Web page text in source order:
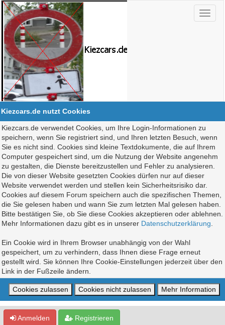
Kiezcars.de nutzt Cookies
Kiezcars.de verwendet Cookies, um Ihre Login-Informationen zu
speichern, wenn Sie registriert sind, und Ihren letzten Besuch, wenn
Sie es nicht sind. Cookies sind kleine Textdokumente, die auf Ihrem
Computer gespeichert sind, um die Nutzung der Website angenehm
zu gestalten, die Dienste bereitzustellen und Fehler zu analysieren.
Die von dieser Website gesetzten Cookies dürfen nur auf dieser
Website verwendet werden und stellen kein Sicherheitsrisiko dar.
Cookies auf diesem Forum speichern auch die spezifischen Themen,
die Sie gelesen haben und wann Sie zum letzten Mal gelesen haben.
Bitte bestätigen Sie, ob Sie diese Cookies akzeptieren oder ablehnen.
Mehr Informationen dazu gibt es in unserer Datenschutzerklärung
Ein Cookie wird in Ihrem Browser unabhängig von der Wahl
gespeichert, um zu verhindern, dass Ihnen diese Frage erneut
gestellt wird. Sie können Ihre Cookie-Einstellungen jederzeit über den
Link in der Fußzeile ändern.
Anmelden Registrieren